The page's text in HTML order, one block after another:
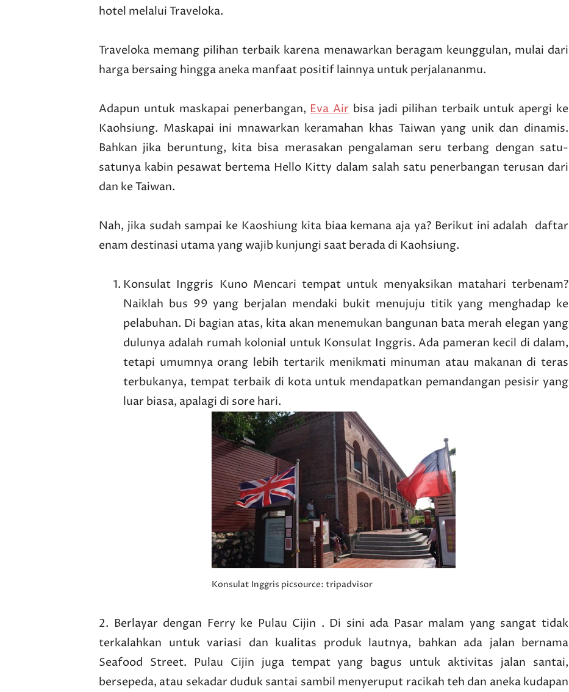
hotel melalui Traveloka.
Traveloka memang pilihan terbaik karena menawarkan beragam keunggulan, mulai dari
harga bersaing hingga aneka manfaat positif lainnya untuk perjalananmu.
Adapun untuk maskapai penerbangan,Eva Airbisa jadi pilihan terbaik untuk apergi ke
Kaohsiung. Maskapai ini mnawarkan keramahan khas Taiwan yang unik dan dinamis.
Bahkan jika beruntung, kita bisa merasakan pengalaman seru terbang dengan satu-
satunya kabin pesawat bertema Hello Kitty dalam salah satu penerbangan terusan dari
dan ke Taiwan.
Nah, jika sudah sampai ke Kaoshiung kita biaa kemana aja ya? Berikut ini adalah daftar
enam destinasi utama yang wajib kunjungi saat berada di Kaohsiung.
Konsulat Inggris Kuno Mencari tempat untuk menyaksikan matahari terbenam?
Naiklah bus 99 yang berjalan mendaki bukit menujuju titik yang menghadap ke
pelabuhan. Di bagian atas, kita akan menemukan bangunan bata merah elegan yang
dulunya adalah rumah kolonial untuk Konsulat Inggris. Ada pameran kecil di dalam,
tetapi umumnya orang lebih tertarik menikmati minuman atau makanan di teras
terbukanya, tempat terbaik di kota untuk mendapatkan pemandangan pesisir yang
luar biasa, apalagi di sore hari.
Konsulat Inggris picsource: tripadvisor
2. Berlayar dengan Ferry ke Pulau Cijin . Di sini ada Pasar malam yang sangat tidak
terkalahkan untuk variasi dan kualitas produk lautnya, bahkan ada jalan bernama
Seafood Street. Pulau Cijin juga tempat yang bagus untuk aktivitas jalan santai,
bersepeda, atau sekadar duduk santai sambil menyeruput racikah teh dan aneka kudapan